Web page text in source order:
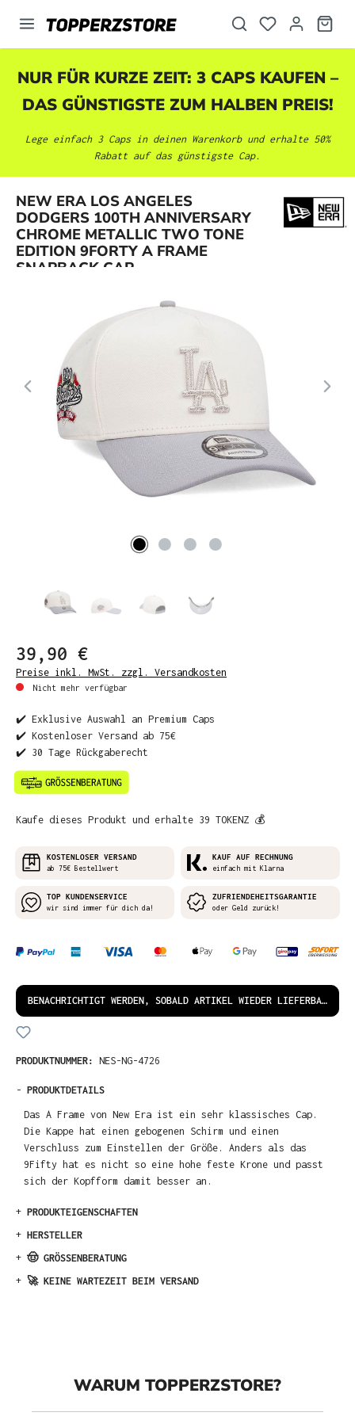
springen
NUR FÜR KURZE ZEIT: 3 CAPS KAUFEN –
DAS GÜNSTIGSTE ZUM HALBEN PREIS!
Lege einfach 3 Caps in deinen Warenkorb und erhalte 50%
Rabatt auf das günstigste Cap.
NEW ERA LOS ANGELES
DODGERS 100TH ANNIVERSARY
CHROME METALLIC TWO TONE
EDITION 9FORTY A FRAME
SNAPBACK CAP
Bildergalerie überspringen
39,90 €
Preise inkl. MwSt. zzgl. Versandkosten
Nicht mehr verfügbar
✔️ Exklusive Auswahl an Premium Caps
✔️ Kostenloser Versand ab 75€
✔️ 30 Tage Rückgaberecht
Kaufe dieses Produkt und erhalte 39 TOKENZ 💰
KOSTENLOSER VERSAND
ab 75€ Bestellwert
KAUF AUF RECHNUNG
einfach mit Klarna
TOP KUNDENSERVICE
wir sind immer für dich da!
ZUFRIENDEHEITSGARANTIE
oder Geld zurück!
BENACHRICHTIGT WERDEN, SOBALD ARTIKEL WIEDER LIEFERBAR IST!
PRODUKTNUMMER: NES-NG-4726
- PRODUKTDETAILS
Das A Frame von New Era ist ein sehr klassisches Cap.
Die Kappe hat einen gebogenen Schirm und einen
Verschluss zum Einstellen der Größe. Anders als das
9Fifty hat es nicht so eine hohe feste Krone und passt
sich der Kopfform damit besser an.
+ PRODUKTEIGENSCHAFTEN
+ HERSTELLER
+ 🤠 GRÖSSENBERATUNG
+ 🚀 KEINE WARTEZEIT BEIM VERSAND
WARUM TOPPERZSTORE?